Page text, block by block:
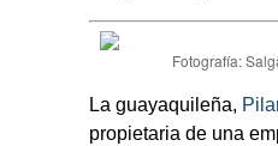
Fotografía:
La guayaquileña,
propietaria de una